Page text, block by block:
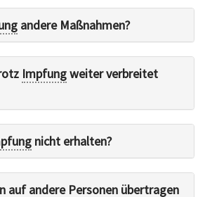
andere Maßnahmen?
Impfungweiter verbreitet
nicht erhalten?
auf andere Personen übertragen